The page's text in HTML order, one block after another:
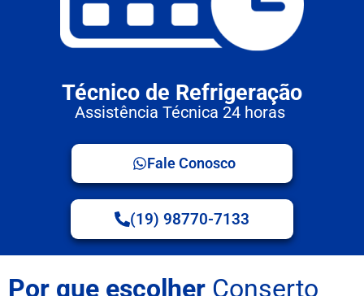
Técnico de Refrigeração
Assistência Técnica 24 horas
Fale Conosco
(19) 98770-7133
Por que escolher Conserto